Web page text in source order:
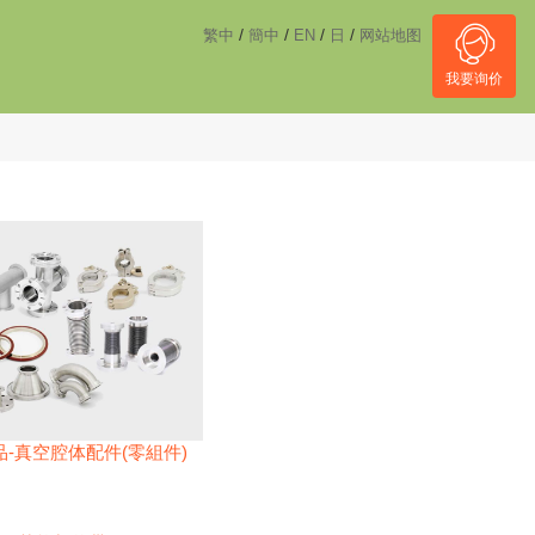
繁中 / 簡中 / EN / 日 / 网站地图
我要询价
-真空腔体配件(零組件)